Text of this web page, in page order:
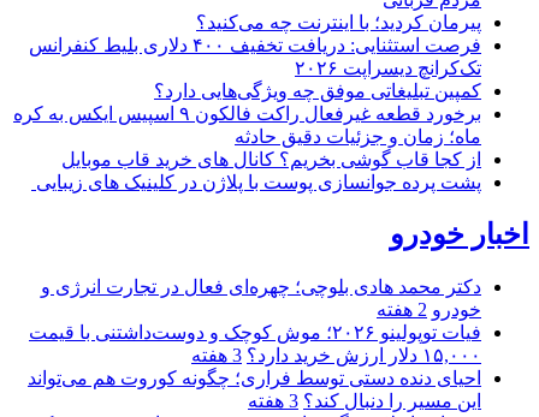
پیرمان کردید؛ با اینترنت چه می‌کنید؟
فرصت استثنایی: دریافت تخفیف ۴۰۰ دلاری بلیط کنفرانس
تک‌کرانچ دیسراپت ۲۰۲۶
کمپین تبلیغاتی موفق چه ویژگی‌هایی دارد؟
برخورد قطعه غیرفعال راکت فالکون ۹ اسپیس ایکس به کره
ماه؛ زمان و جزئیات دقیق حادثه
از کجا قاب گوشی بخریم؟ کانال های خرید قاب موبایل
پشت پرده جوانسازی پوست با پلاژن در کلینیک های زیبایی
اخبار خودرو
دکتر محمد هادی بلوچی؛ چهره‌ای فعال در تجارت انرژی و
خودرو 2 هفته
فیات توپولینو ۲۰۲۶؛ موش کوچک و دوست‌داشتنی با قیمت
۱۵,۰۰۰ دلار ارزش خرید دارد؟
3 هفته
احیای دنده دستی توسط فراری؛ چگونه کوروت هم می‌تواند
این مسیر را دنبال کند؟ 3 هفته